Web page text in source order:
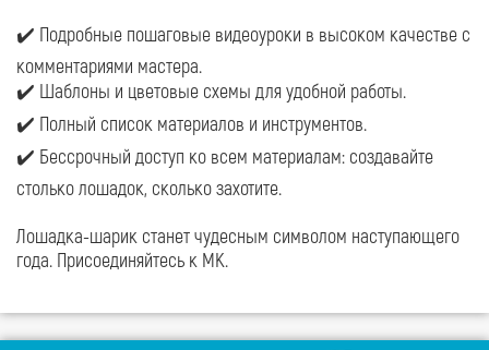
✔️ Подробные пошаговые видеоуроки в высоком качестве с
комментариями мастера.
✔️ Шаблоны и цветовые схемы для удобной работы.
✔️ Полный список материалов и инструментов.
✔️ Бессрочный доступ ко всем материалам: создавайте
столько лошадок, сколько захотите.
Лошадка-шарик станет чудесным символом наступающего
года. Присоединяйтесь к МК.